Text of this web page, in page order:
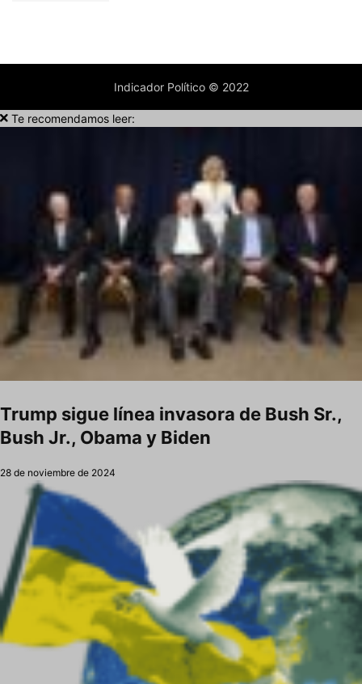
Indicador Político © 2022
Te recomendamos leer:
Trump sigue línea invasora de Bush Sr.,
Bush Jr., Obama y Biden
28 de noviembre de 2024